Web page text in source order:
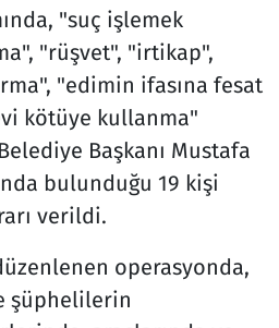
"suç işlemek
"rüşvet", "irtikap",
"edimin ifasına fesat
kötüye kullanma"
Başkanı Mustafa
bulunduğu 19 kişi
verildi.
operasyonda,
şüphelilerin